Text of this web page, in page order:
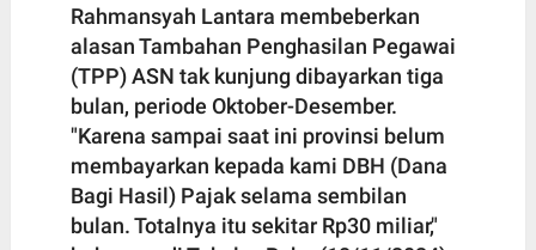
Rahmansyah Lantara membeberkan
alasan Tambahan Penghasilan Pegawai
(TPP) ASN tak kunjung dibayarkan tiga
bulan, periode Oktober-Desember.
"Karena sampai saat ini provinsi belum
membayarkan kepada kami DBH (Dana
Bagi Hasil) Pajak selama sembilan
bulan. Totalnya itu sekitar Rp30 miliar,"